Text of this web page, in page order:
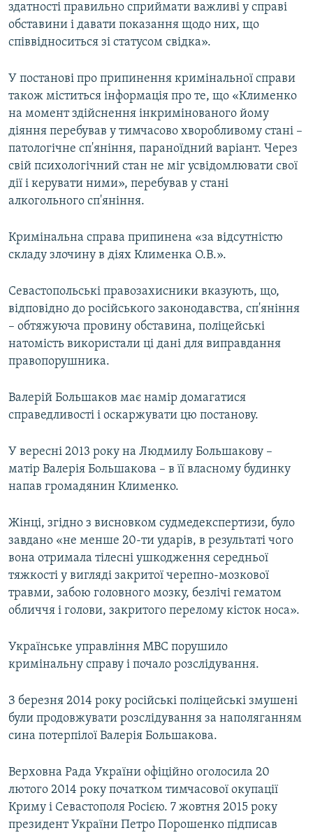
здатності правильно сприймати важливі у справі
обставини і давати показання щодо них, що
співвідноситься зі статусом свідка».
У постанові про припинення кримінальної справи
також міститься інформація про те, що «Клименко
на момент здійснення інкримінованого йому
діяння перебував у тимчасово хворобливому стані –
патологічне сп'яніння, параноїдний варіант. Через
свій психологічний стан не міг усвідомлювати свої
дії і керувати ними», перебував у стані
алкогольного сп'яніння.
Кримінальна справа припинена «за відсутністю
складу злочину в діях Клименка О.В.».
Севастопольські правозахисники вказують, що,
відповідно до російського законодавства, сп'яніння
– обтяжуюча провину обставина, поліцейські
натомість використали ці дані для виправдання
правопорушника.
Валерій Большаков має намір домагатися
справедливості і оскаржувати цю постанову.
У вересні 2013 року на Людмилу Большакову –
матір Валерія Большакова – в її власному будинку
напав громадянин Клименко.
Жінці, згідно з висновком судмедекспертизи, було
завдано «не менше 20-ти ударів, в результаті чого
вона отримала тілесні ушкодження середньої
тяжкості у вигляді закритої черепно-мозкової
травми, забою головного мозку, безлічі гематом
обличчя і голови, закритого перелому кісток носа».
Українське управління МВС порушило
кримінальну справу і почало розслідування.
З березня 2014 року російські поліцейські змушені
були продовжувати розслідування за наполяганням
сина потерпілої Валерія Большакова.
Верховна Рада України офіційно оголосила 20
лютого 2014 року початком тимчасової окупації
Криму і Севастополя Росією. 7 жовтня 2015 року
президент України Петро Порошенко підписав